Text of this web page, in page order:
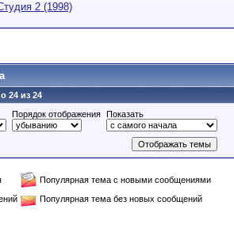
2 (1998)
24 из 24
Порядок отображения Показать
Популярная тема с новыми сообщениями
Популярная тема без новых сообщений